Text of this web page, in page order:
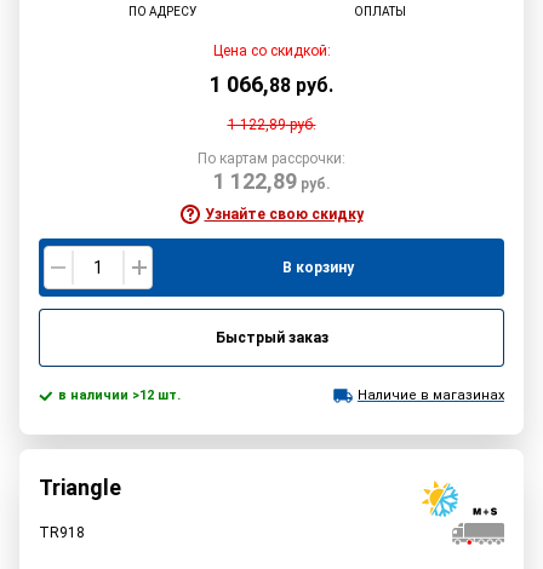
ПО АДРЕСУ
ОПЛАТЫ
Цена со скидкой:
1 066,88 руб.
1 122,89руб.
По картам рассрочки:
1 122,89руб.
Узнайте свою скидку
В корзину
Быстрый заказ
в наличии >12 шт. Наличие в магазинах
Triangle
TR918